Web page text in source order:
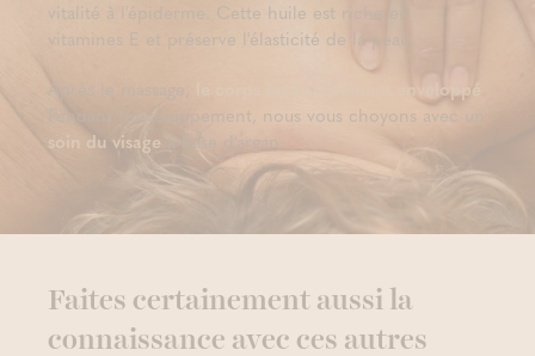
vitalité à l'épiderme. Cette huile est riche en
vitamines E et préserve l'élasticité de la peau.
Après le massage,
le corps est entièrement enveloppé
Pendant l'enveloppement, nous vous choyons avec un
soin du visage à base d'argan.
Faites certainement aussi la
connaissance avec ces autres